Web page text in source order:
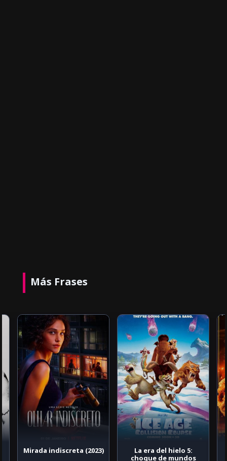
Más Frases
Mirada indiscreta (2023)
La era del hielo 5:
choque de mundos